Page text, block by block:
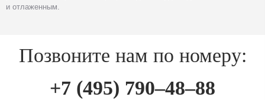
и отлаженным.
Позвоните нам по номеру:
+7 (495) 790–48–88